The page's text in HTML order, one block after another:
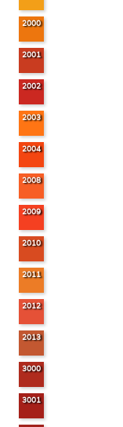
2000
2001
2002
2003
2004
2008
2009
2010
2011
2012
2013
3000
3001